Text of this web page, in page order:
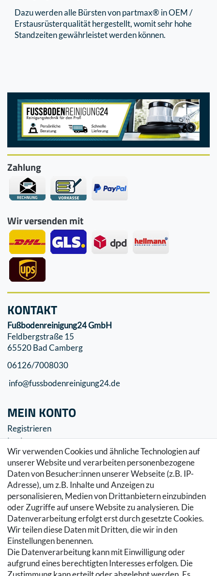
Dazu werden alle Bürsten von partmax® in OEM /
Erstausrüsterqualität hergestellt, womit sehr hohe
Standzeiten gewährleistet werden können.
Zahlung
Wir versenden mit
Wir verwenden Cookies und ähnliche Technologien auf
unserer Website und verarbeiten personenbezogene
Daten von Besucher:innen unserer Webseite (z.B. IP-
Adresse), um z.B. Inhalte und Anzeigen zu
personalisieren, Medien von Drittanbietern einzubinden
oder Zugriffe auf unsere Website zu analysieren. Die
Datenverarbeitung erfolgt erst durch gesetzte Cookies.
Wir teilen diese Daten mit Dritten, die wir in den
Einstellungen benennen.
Die Datenverarbeitung kann mit Einwilligung oder
aufgrund eines berechtigten Interesses erfolgen. Die
KONTAKT
Fußbodenreinigung24 GmbH
Feldbergstraße 15
65520 Bad Camberg
06126/7008030
info@fussbodenreinigung24.de
MEIN KONTO
Registrieren
Login
SERVICE
Zahlung & Versand
Warenkorb
Zur Kasse
Hilfe
RECHTLICHES
Kontakt
Datenschutzerklärung